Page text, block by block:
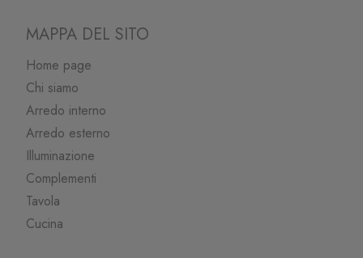
MAPPA DEL SITO
Home page
Chi siamo
Arredo interno
Arredo esterno
Illuminazione
Complementi
Tavola
Cucina